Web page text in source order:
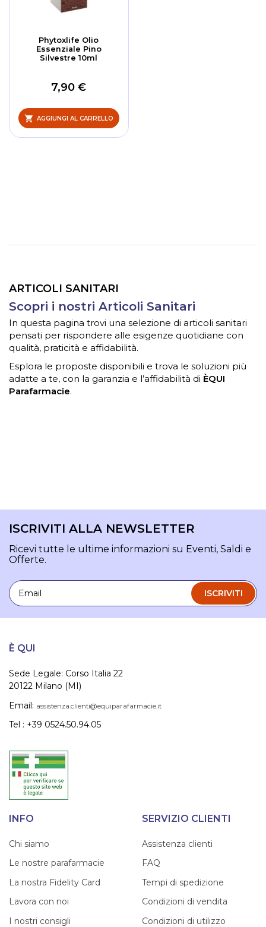
Phytoxlife Olio
Essenziale Pino
Silvestre 10ml
7,90 €
AGGIUNGI AL CARRELLO
ARTICOLI SANITARI
Scopri i nostri Articoli Sanitari
In questa pagina trovi una selezione di articoli sanitari
pensati per rispondere alle esigenze quotidiane con
qualità, praticità e affidabilità.
Esplora le proposte disponibili e trova le soluzioni più
adatte a te, con la garanzia e l’affidabilità di ÈQUI
Parafarmacie.
ISCRIVITI ALLA NEWSLETTER
Ricevi tutte le ultime informazioni su Eventi, Saldi e
Offerte.
Email
ISCRIVITI
È QUI
Sede Legale: Corso Italia 22
20122 Milano (MI)
Email: assistenza.clienti@equiparafarmacie.it
Tel : +39 0524.50.94.05
INFO
Chi siamo
Le nostre parafarmacie
La nostra Fidelity Card
Lavora con noi
I nostri consigli
SERVIZIO CLIENTI
Assistenza clienti
FAQ
Tempi di spedizione
Condizioni di vendita
Condizioni di utilizzo